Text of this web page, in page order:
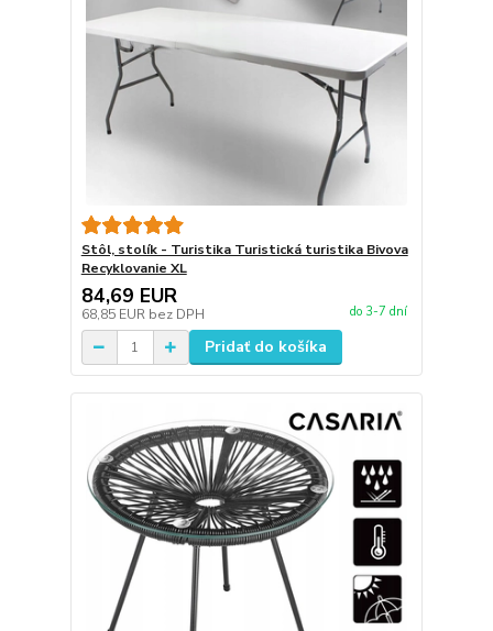
Stôl, stolík - Turistika Turistická turistika Bivova
Recyklovanie XL
84,69 EUR
68,85 EUR bez DPH do 3-7 dní
Pridať do košíka